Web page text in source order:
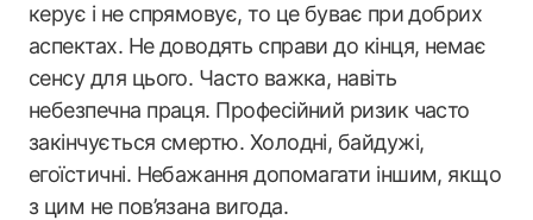
керує і не спрямовує, то це буває при добрих
аспектах. Не доводять справи до кінця, немає
сенсу для цього. Часто важка, навіть
небезпечна праця. Професійний ризик часто
закінчується смертю. Холодні, байдужі,
егоїстичні. Небажання допомагати іншим, якщо
з цим не пов’язана вигода.